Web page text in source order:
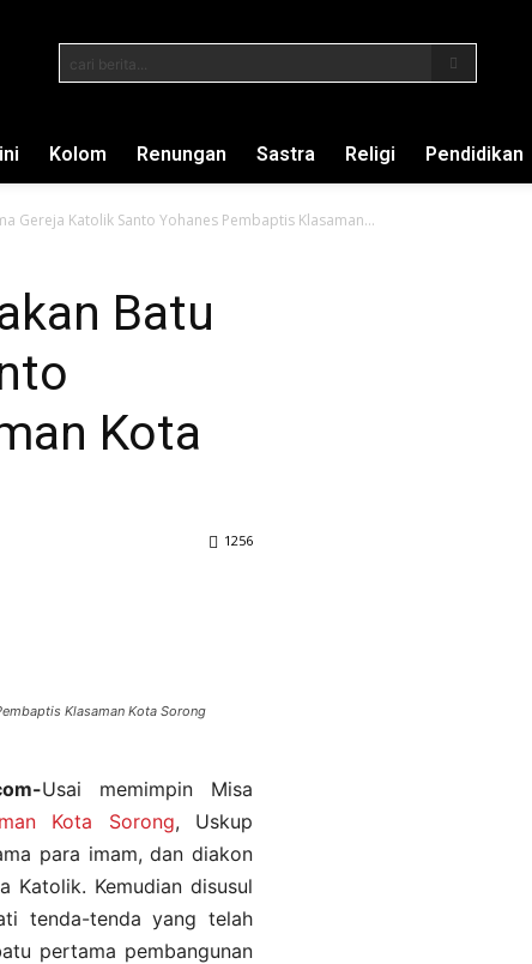
cari berita...
Kolom Renungan Sastra Religi Pendidikan
Gereja Katolik Santo Yohanes Pembaptis Klasaman...
Batu
Kota
1256
Klasaman Kota Sorong
Usai memimpin Misa
Kota Sorong, Uskup
para imam, dan diakon
Katolik. Kemudian disusul
tenda-tenda yang telah
pertama pembangunan